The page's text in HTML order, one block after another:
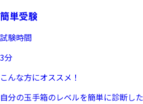
簡単受験
試験時間
3分
こんな方にオススメ！
自分の玉手箱のレベルを簡単に診断し